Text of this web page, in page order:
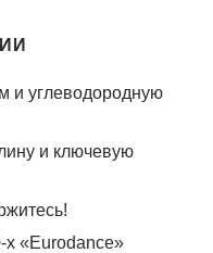
и углеводородную
и ключевую
х «Eurodance»